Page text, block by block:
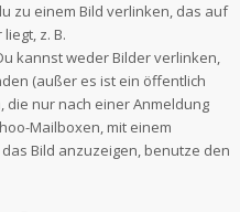
zu einem Bild verlinken, das auf
z. B.
kannst weder Bilder verlinken,
(außer es ist ein öffentlich
die nur nach einer Anmeldung
Mailboxen, mit einem
Bild anzuzeigen, benutze den